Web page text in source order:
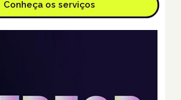
Conheça os serviços